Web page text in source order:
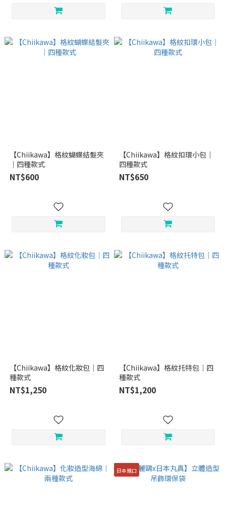
【Chiikawa】格紋蝴蝶結髮夾
｜四種款式
NT$600
【Chiikawa】格紋扣環小包｜
四種款式
NT$650
【Chiikawa】格紋化妝包｜四
種款式
NT$1,250
【Chiikawa】格紋托特包｜四
種款式
NT$1,200
日本進口